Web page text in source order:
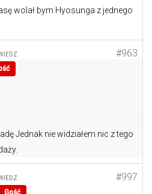
wolał bym Hyosunga z jednego
#963
Jednak nie widziałem nic z tego
#997
Gość